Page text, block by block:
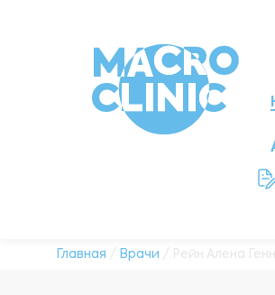
Главная / Врачи / Рейн Алена